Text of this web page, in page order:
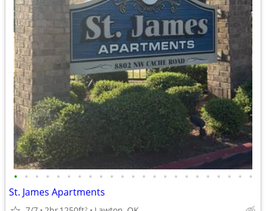
• • • • • • • • • • • • • • • • • • • • • • •
St. James Apartments
2